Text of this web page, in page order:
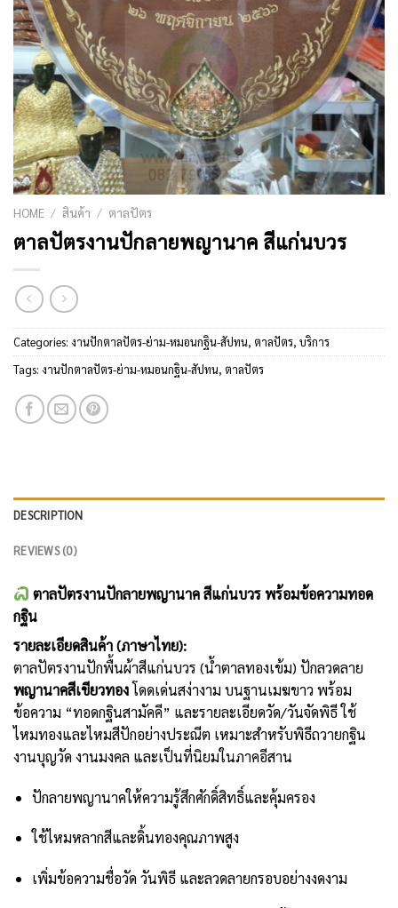
HOME / สินค้า / ตาลปัตร
ตาลปัตรงานปักลายพญานาค สีแก่นบวร
Categories: งานปักตาลปัตร-ย่าม-หมอนกฐิน-สัปทน, ตาลปัตร, บริการ
Tags: งานปักตาลปัตร-ย่าม-หมอนกฐิน-สัปทน, ตาลปัตร
DESCRIPTION
REVIEWS (0)
ตาลปัตรงานปักลายพญานาค สีแก่นบวร พร้อมข้อความทอด
กฐิน
รายละเอียดสินค้า (ภาษาไทย):
ตาลปัตรงานปักพื้นผ้าสีแก่นบวร (น้ำตาลทองเข้ม) ปักลวดลาย
พญานาคสีเขียวทองโดดเด่นสง่างาม บนฐานเมฆขาว พร้อม
ข้อความ “ทอดกฐินสามัคคี” และรายละเอียดวัด/วันจัดพิธี ใช้
ไหมทองและไหมสีปักอย่างประณีต เหมาะสำหรับพิธีถวายกฐิน
งานบุญวัด งานมงคล และเป็นที่นิยมในภาคอีสาน
ปักลายพญานาคให้ความรู้สึกศักดิ์สิทธิ์และคุ้มครอง
ใช้ไหมหลากสีและดิ้นทองคุณภาพสูง
เพิ่มข้อความชื่อวัด วันพิธี และลวดลายกรอบอย่างงดงาม